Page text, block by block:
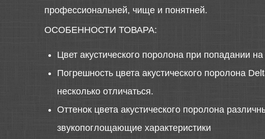
профессиональней, чище и понятней.
ОСОБЕННОСТИ ТОВАРА:
Цвет акустического поролона при попадании
Погрешность цвета акустического поролона
несколько отличаться.
Оттенок цвета акустического поролона
звукопоглощающие характеристики